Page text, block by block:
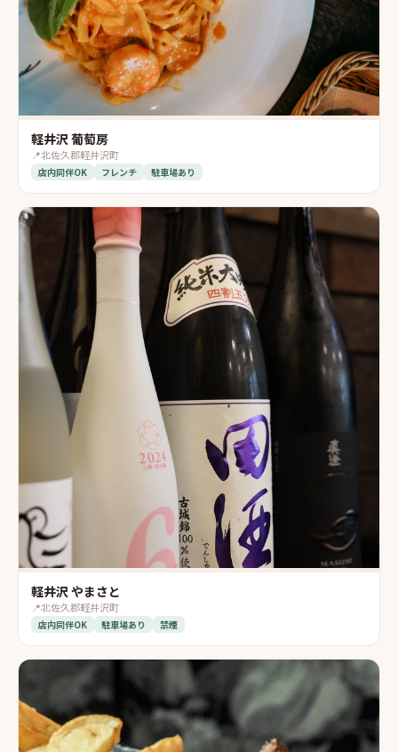
軽井沢 葡萄房
📍北佐久郡軽井沢町
店内同伴OK フレンチ 駐車場あり
軽井沢 やまさと
📍北佐久郡軽井沢町
店内同伴OK 駐車場あり 禁煙